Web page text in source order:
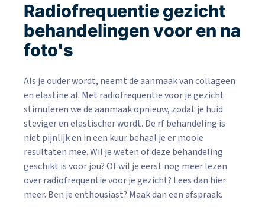
Radiofrequentie gezicht
behandelingen voor en na
foto's
Als je ouder wordt, neemt de aanmaak van collageen
en elastine af. Met radiofrequentie voor je gezicht
stimuleren we de aanmaak opnieuw, zodat je huid
steviger en elastischer wordt. De rf behandeling is
niet pijnlijk en in een kuur behaal je er mooie
resultaten mee. Wil je weten of deze behandeling
geschikt is voor jou? Of wil je eerst nog meer lezen
over radiofrequentie voor je gezicht? Lees dan hier
meer. Ben je enthousiast? Maak dan een afspraak.